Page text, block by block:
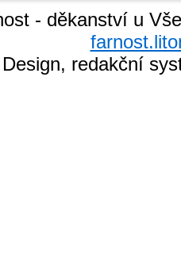
- děkanství u
redakční